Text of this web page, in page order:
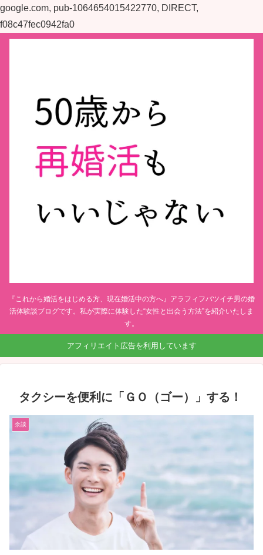
google.com, pub-1064654015422770, DIRECT,
f08c47fec0942fa0
『これから婚活をはじめる方、現在婚活中の方へ』アラフィフバツイチ男の婚
活体験談ブログです。私が実際に体験した“女性と出会う方法”を紹介いたしま
す。
アフィリエイト広告を利用しています
タクシーを便利に「ＧＯ（ゴー）」する！
余談